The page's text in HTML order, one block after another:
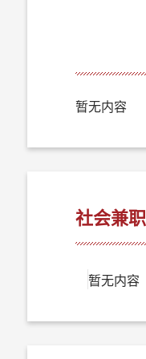
暂无内容
社会兼职
暂无内容